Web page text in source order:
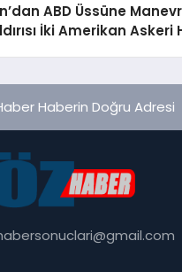
ABD Üssüne
İki Amerikan Askeri
Haberin Doğru Adresi